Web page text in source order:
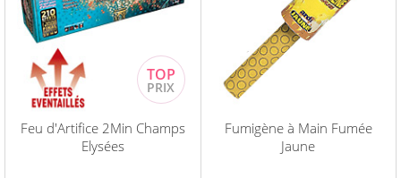
Feu d'Artifice 2Min Champs
Elysées
Fumigène à Main Fumée
Jaune